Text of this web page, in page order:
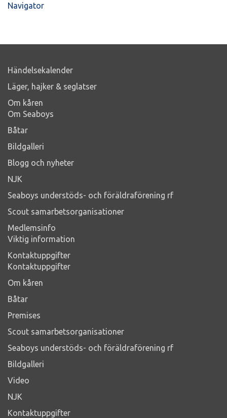
Navigator
Händelsekalender
Läger, hajker & seglatser
Om kåren
Om Seaboys
Båtar
Bildgalleri
Blogg och nyheter
NJK
Seaboys understöds- och föräldraförening rf
Scout samarbetsorganisationer
Medlemsinfo
Viktig information
Kontaktuppgifter
Kontaktuppgifter
Om kåren
Båtar
Premises
Scout samarbetsorganisationer
Seaboys understöds- och föräldraförening rf
Bildgalleri
Video
NJK
Kontaktuppgifter